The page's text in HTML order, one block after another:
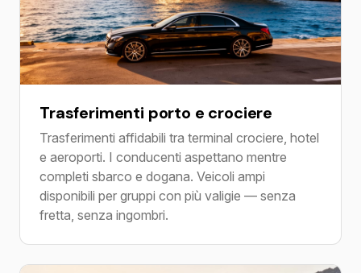
Trasferimenti porto e crociere
Trasferimenti affidabili tra terminal crociere, hotel
e aeroporti. I conducenti aspettano mentre
completi sbarco e dogana. Veicoli ampi
disponibili per gruppi con più valigie — senza
fretta, senza ingombri.